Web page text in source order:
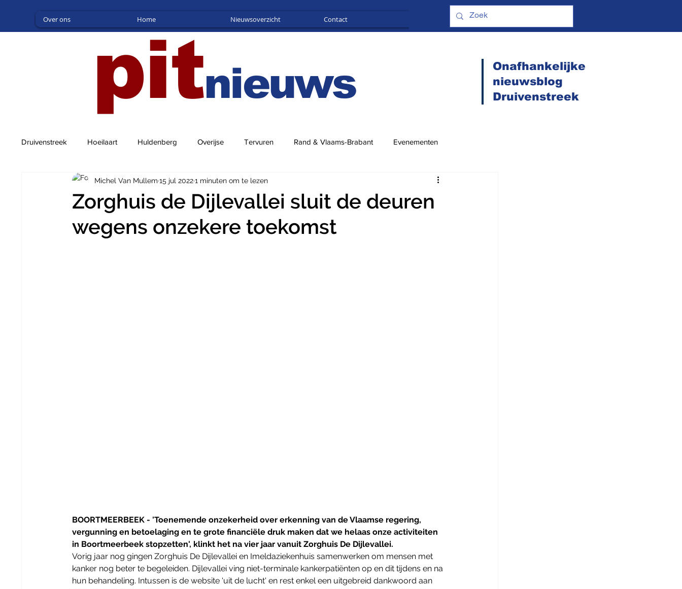
Over ons Home Nieuwsoverzicht Contact
pitnieuws
Onafhankelijke
nieuwsblog
Druivenstreek
Druivenstreek Hoeilaart Huldenberg Overijse Tervuren Rand & Vlaams-Brabant Evenementen
Zorghuis de Dijlevallei sluit de deuren
wegens onzekere toekomst
Michel Van Mullem 15 jul 20221 minuten om te lezen
BOORTMEERBEEK - 'Toenemende onzekerheid over erkenning van de Vlaamse regering,
vergunning en betoelaging en te grote financiële druk maken dat we helaas onze activiteiten
in Boortmeerbeek stopzetten', klinkt het na vier jaar vanuit Zorghuis De Dijlevallei.
Vorig jaar nog gingen Zorghuis De Dijlevallei en Imeldaziekenhuis samenwerken om mensen met
kanker nog beter te begeleiden. Dijlevallei ving niet-terminale kankerpatiënten op en dit tijdens en na
hun behandeling. Intussen is de website 'uit de lucht' en rest enkel een uitgebreid dankwoord aan